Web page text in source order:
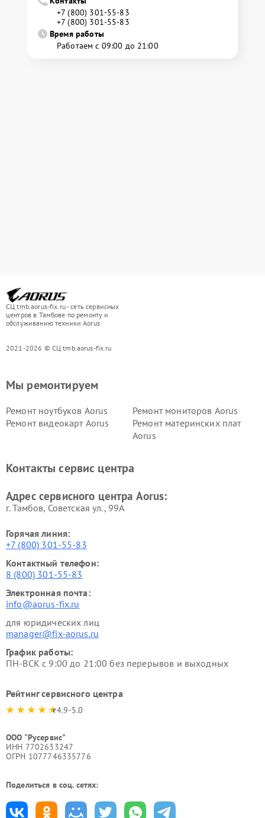
+7 (800) 301-55-83
+7 (800) 301-55-83
Время работы
Работаем с 09:00 до 21:00
СЦ tmb.aorus-fix.ru - сеть сервисных
центров в Тамбове по ремонту и
обслуживанию техники Aorus
2021-2026 © СЦ tmb.aorus-fix.ru
Мы ремонтируем
Ремонт ноутбуков Aorus
Ремонт мониторов Aorus
Ремонт видеокарт Aorus
Ремонт материнских плат
Aorus
Контакты сервис центра
Адрес сервисного центра Aorus:
г. Тамбов, Советская ул., 99А
Горячая линия:
+7 (800) 301-55-83
Контактный телефон:
8 (800) 301-55-83
Электронная почта:
info@aorus-fix.ru
для юридических лиц
manager@fix-aorus.ru
График работы:
ПН-ВСК с 9:00 до 21:00 без перерывов и выходных
Рейтинг сервисного центра
4.9-5.0
ООО "Русервис"
ИНН 7702633247
ОГРН 1077746335776
Поделиться в соц. сетях: